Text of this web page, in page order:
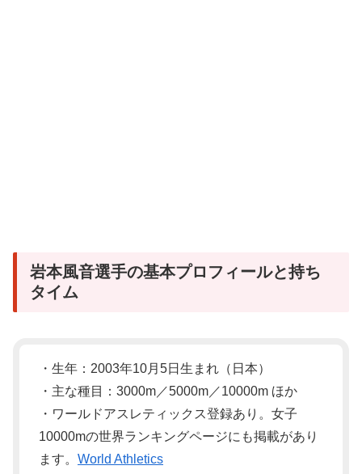
岩本風音選手の基本プロフィールと持ち
タイム
・生年：2003年10月5日生まれ（日本）
・主な種目：3000m／5000m／10000m ほか
・ワールドアスレティックス登録あり。女子
10000mの世界ランキングページにも掲載があり
ます。 World Athletics